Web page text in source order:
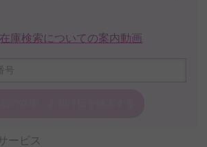
庫検索についての案内動画
ービス